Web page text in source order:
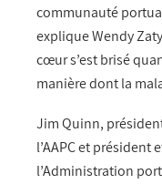
communauté
explique Wendy
cœur s’est brisé
manière dont la
Jim Quinn,
l’AAPC et président
l’Administration